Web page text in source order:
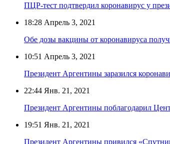
ПЦР-тест подтвердил коронавирус у
18:28 Апрель 3, 2021
Обе дозы вакцины от коронавируса
10:51 Апрель 3, 2021
Президент Аргентины заразился
22:44 Янв. 21, 2021
Президент Аргентины поблагодарил
19:51 Янв. 21, 2021
Президент Аргентины привился